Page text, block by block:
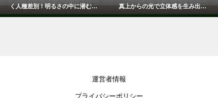
く人種差別！明るさの中に潜む深
いテーマ
真上からの光で立体感を生み出す
演出法
運営者情報
プライバシーポリシー